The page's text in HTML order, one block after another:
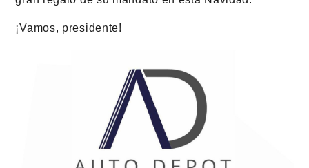
¡Vamos, presidente!